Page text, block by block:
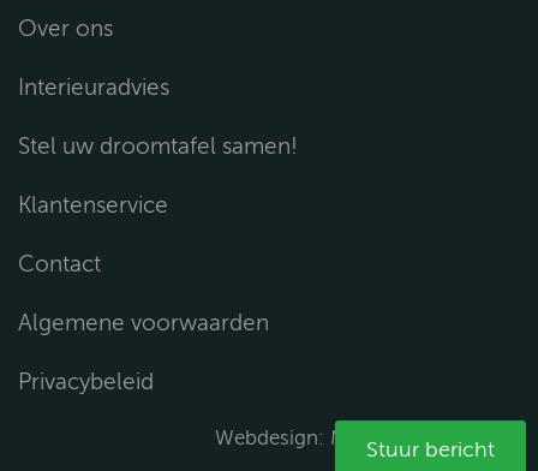
Over ons
Interieuradvies
Stel uw droomtafel samen!
Klantenservice
Contact
Algemene voorwaarden
Privacybeleid
Webdesign: Media Solutions B.V.
Stuur bericht